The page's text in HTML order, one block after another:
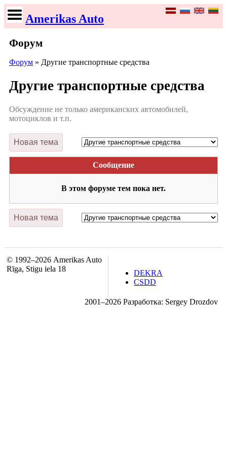
Amerikas Auto
Форум
Форум » Другие транспортные средства
Другие транспортные средства
Обсуждение не только американских автомобилей,
мотоциклов и т.п.
Сообщение
В этом форуме тем пока нет.
© 1992–2026 Amerikas Auto
Rīga, Stigu iela 18
DEKRA
CSDD
2001–2026 Разработка: Sergey Drozdov